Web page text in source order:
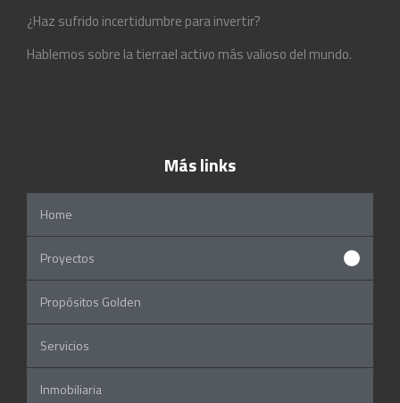
¿Haz sufrido incertidumbre para invertir?
Hablemos sobre la tierrael activo más valioso del mundo.
Más links
Home
Proyectos
Propósitos Golden
Servicios
Inmobiliaria